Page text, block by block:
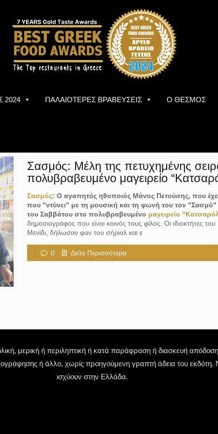
2024 ΠΑΛΑΙΟΤΕΡΕΣ ΒΡΑΒΕΥΣΕΙΣ Ο ΘΕΣΜΟΣ
Σασμός: Μέλη της πετυχημένης
πολυβραβευμένο μαγειρείο
Σασμός: Ο αγαπητός ηθοποιός Μάνος Πετούσης, που
που "ντύνει" με τη μουσική και τη φωνή του τον "Σασμό"
του Σαββάτου στο πολυβραβευμένο μαγειρείο
δημοσιογράφος που είναι κοινός τους φίλος. Οι ιδιοκτήτες
Μενίδι, δήλωσαν φαν του σήριαλ και ε
0 Δείτε Περισσότερα
μερική ή περιληπτική ή κατά παράφραση ή διασκευή
ή άλλο, χωρίς προηγούμενη γραπτή άδεια του εκδότη.
ισχύουν στην Ελλάδα.